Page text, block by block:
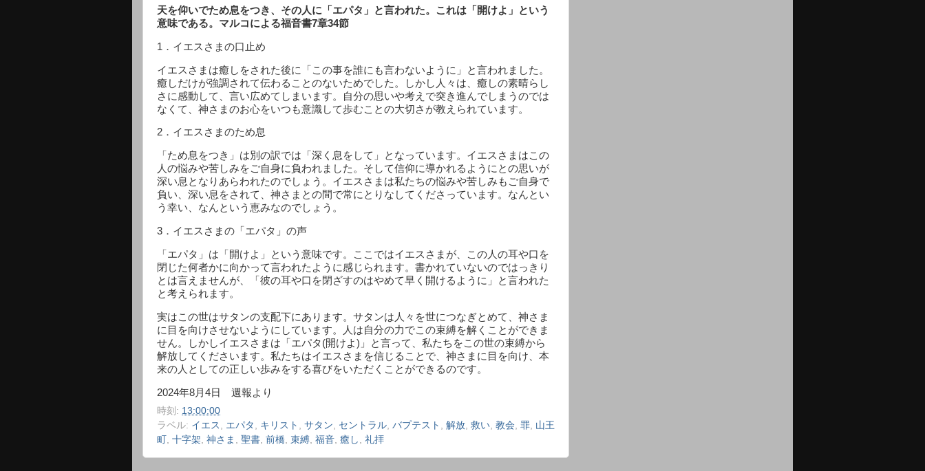
天を仰いでため息をつき、その人に「エパタ」と言われた。これは「開けよ」という
意味である。マルコによる福音書7章34節
1 ．イエスさまの口止め
イエスさまは癒しをされた後に「この事を誰にも言わないように」と言われました。
癒しだけが強調されて伝わることのないためでした。しかし人々は、癒しの素晴らし
さに感動して、言い広めてしまいます。自分の思いや考えで突き進んでしまうのでは
なくて、神さまのお心をいつも意識して歩むことの大切さが教えられています。
2 ．イエスさまのため息
「ため息をつき」は別の訳では「深く息をして」となっています。イエスさまはこの
人の悩みや苦しみをご自身に負われました。そして信仰に導かれるようにとの思いが
深い息となりあらわれたのでしょう。イエスさまは私たちの悩みや苦しみもご自身で
負い、深い息をされて、神さまとの間で常にとりなしてくださっています。なんとい
う幸い、なんという恵みなのでしょう。
3 ．イエスさまの「エパタ」の声
「エパタ」は「開けよ」という意味です。ここではイエスさまが、この人の耳や口を
閉じた何者かに向かって言われたように感じられます。書かれていないのではっきり
とは言えませんが、「彼の耳や口を閉ざすのはやめて早く開けるように」と言われた
と考えられます。
実はこの世はサタンの支配下にあります。サタンは人々を世につなぎとめて、神さま
に目を向けさせないようにしています。人は自分の力でこの束縛を解くことができま
せん。しかしイエスさまは「エパタ(開けよ) 」と言って、私たちをこの世の束縛から
解放してくださいます。私たちはイエスさまを信じることで、神さまに目を向け、本
来の人としての正しい歩みをする喜びをいただくことができるのです。
2024年8月 4日 週報より
時刻: 13:00:00
ラベル: イエス , エパタ , キリスト , サタン, セントラル, バプテスト , 解放, 救い, 教会, 罪, 山王
町 , 十字架, 神さま , 聖書, 前橋, 束縛, 福音, 癒し , 礼拝